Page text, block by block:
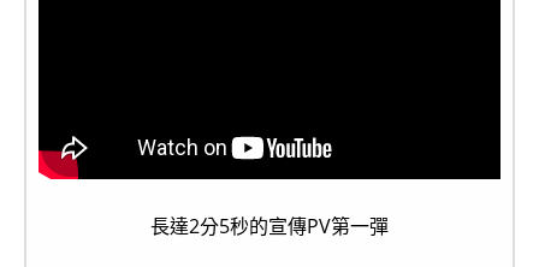
長達2分5秒的宣傳PV第一彈